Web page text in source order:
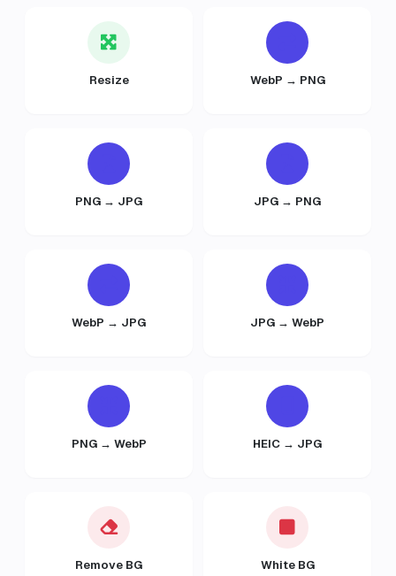
Resize WebP → PNG
PNG → JPG JPG → PNG
WebP → JPG JPG → WebP
PNG → WebP HEIC → JPG
Remove BG White BG